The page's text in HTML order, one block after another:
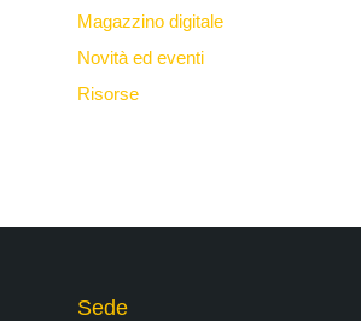
Magazzino digitale
Novità ed eventi
Risorse
Sede